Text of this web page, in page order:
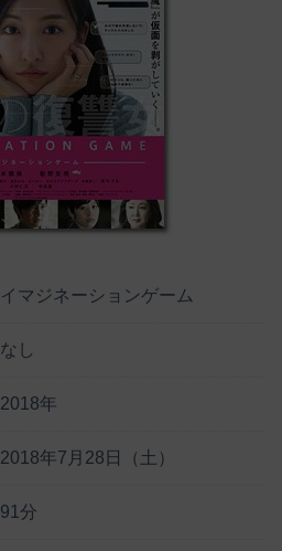
イマジネーションゲーム
なし
2018年
2018年7月28日（土）
91分